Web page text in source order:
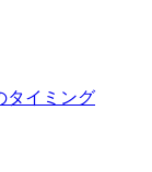
タイミング